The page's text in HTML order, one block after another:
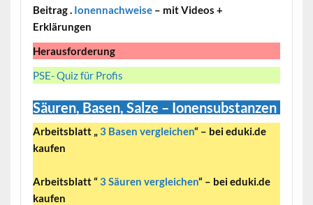
Beitrag . Ionennachweise– mit Videos +
Erklärungen
Herausforderung
PSE- Quiz für Profis
Säuren, Basen, Salze – Ionensubstanzen
Arbeitsblatt „3 Basen vergleichen“ – bei eduki.de
kaufen
Arbeitsblatt “3 Säuren vergleichen“ – bei eduki.de
kaufen